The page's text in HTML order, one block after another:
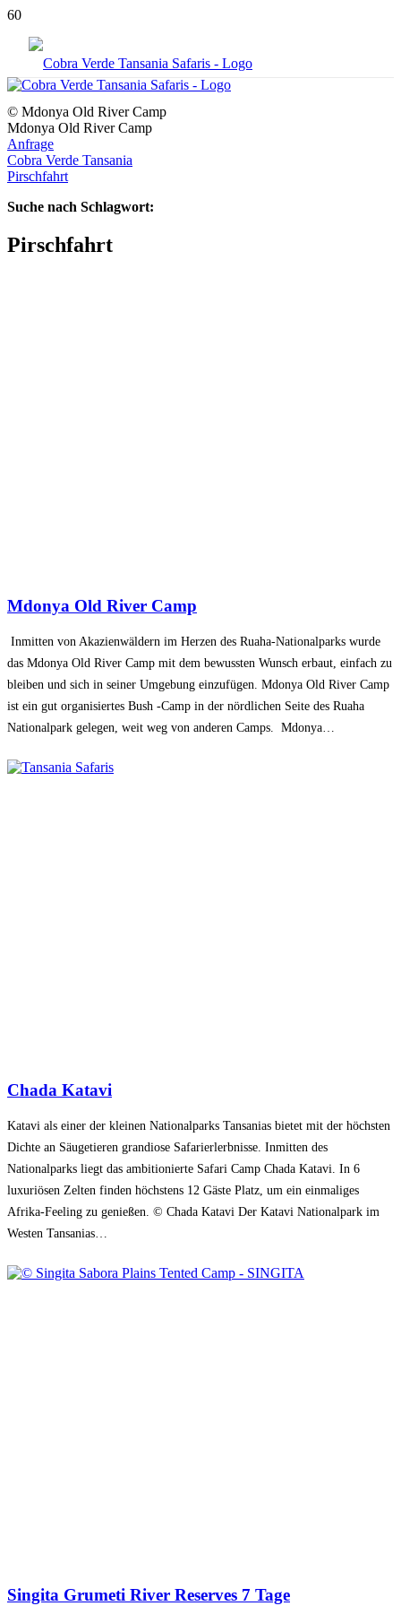
© Mdonya Old River Camp
Mdonya Old River Camp
Anfrage
Cobra Verde Tansania
Pirschfahrt
Suche nach Schlagwort:
Pirschfahrt
Mdonya Old River Camp
Inmitten von Akazienwäldern im Herzen des Ruaha-Nationalparks wurde
das Mdonya Old River Camp mit dem bewussten Wunsch erbaut, einfach zu
bleiben und sich in seiner Umgebung einzufügen. Mdonya Old River Camp
ist ein gut organisiertes Bush -Camp in der nördlichen Seite des Ruaha
Nationalpark gelegen, weit weg von anderen Camps. Mdonya…
Chada Katavi
Katavi als einer der kleinen Nationalparks Tansanias bietet mit der höchsten
Dichte an Säugetieren grandiose Safarierlerbnisse. Inmitten des
Nationalparks liegt das ambitionierte Safari Camp Chada Katavi. In 6
luxuriösen Zelten finden höchstens 12 Gäste Platz, um ein einmaliges
Afrika-Feeling zu genießen. © Chada Katavi Der Katavi Nationalpark im
Westen Tansanias…
Singita Grumeti River Reserves 7 Tage